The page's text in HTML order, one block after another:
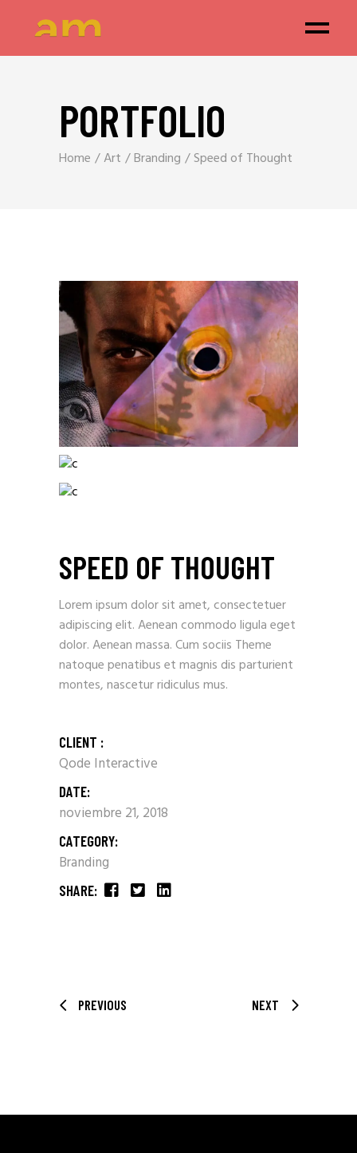
PORTFOLIO
Home Art Branding Speed of Thought
SPEED OF THOUGHT
Lorem ipsum dolor sit amet, consectetuer
adipiscing elit. Aenean commodo ligula eget
dolor. Aenean massa. Cum sociis Theme
natoque penatibus et magnis dis parturient
montes, nascetur ridiculus mus.
CLIENT :
Qode Interactive
DATE:
noviembre 21, 2018
CATEGORY:
Branding
SHARE:
PREVIOUS NEXT